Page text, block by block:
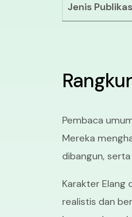
Jenis
Pembaca
Mereka
dibangun,
Karakter Elang
realistis dan